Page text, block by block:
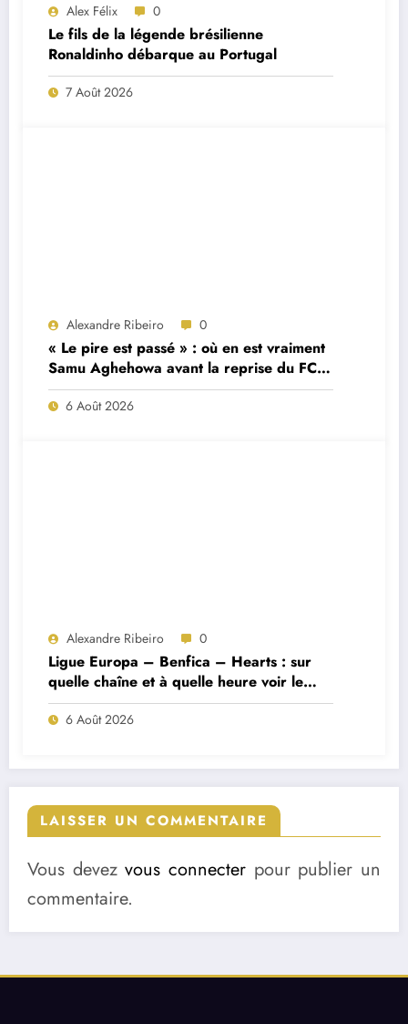
Alex Félix 0
Le fils de la légende brésilienne
Ronaldinho débarque au Portugal
7 Août 2026
Alexandre Ribeiro 0
« Le pire est passé » : où en est vraiment
Samu Aghehowa avant la reprise du FC
Porto ?
6 Août 2026
Alexandre Ribeiro 0
Ligue Europa – Benfica – Hearts : sur
quelle chaîne et à quelle heure voir le
match ?
6 Août 2026
LAISSER UN COMMENTAIRE
Vous devezvous connecter pour publier un
commentaire.